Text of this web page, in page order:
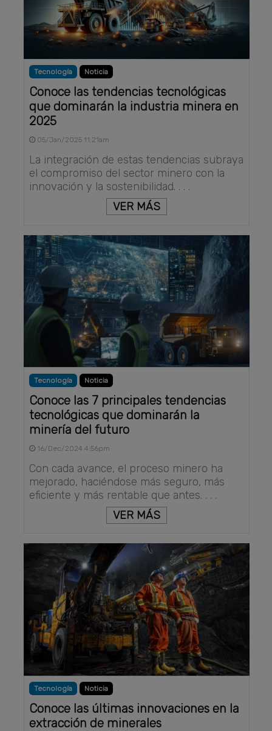
Tecnología Noticia
Conoce las tendencias tecnológicas
que dominarán la industria minera en
2025
05/Jan/2025 11:21am
La integración de estas tendencias subraya
el compromiso del sector minero con la
innovación y la sostenibilidad. . . .
VER MÁS
Tecnología Noticia
Conoce las 7 principales tendencias
tecnológicas que dominarán la
minería del futuro
16/Dec/2024 4:56pm
Con cada avance, el proceso minero ha
mejorado, haciéndose más seguro, más
eficiente y más rentable que antes. . . .
VER MÁS
Tecnología Noticia
Conoce las últimas innovaciones en la
extracción de minerales